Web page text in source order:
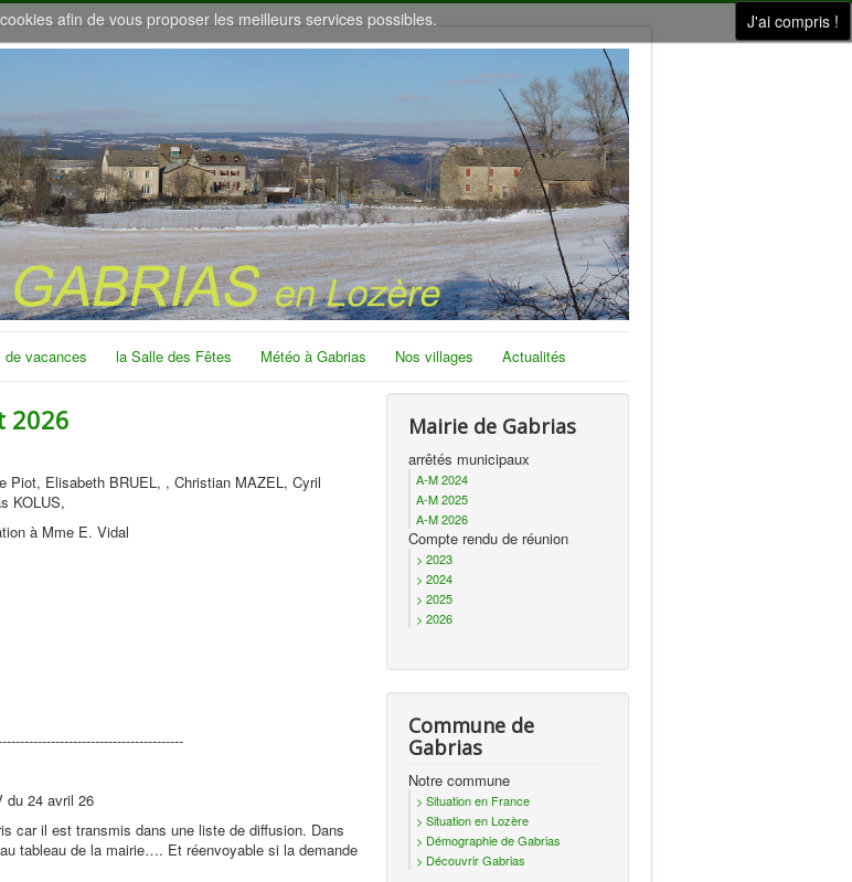
afin de vous proposer les meilleurs services possibles. J'ai compris !
vacances la Salle des Fêtes Météo à Gabrias Nos villages Actualités
2026
Piot, Elisabeth BRUEL, , Christian MAZEL, Cyril
KOLUS,
à Mme E. Vidal
du 24 avril 26
car il est transmis dans une liste de diffusion. Dans
tableau de la mairie…. Et réenvoyable si la demande
Mairie de Gabrias
arrêtés municipaux
A-M 2024
A-M 2025
A-M 2026
Compte rendu de réunion
> 2023
> 2024
> 2025
> 2026
Commune de
Gabrias
Notre commune
> Situation en France
> Situation en Lozère
> Démographie de Gabrias
> Découvrir Gabrias